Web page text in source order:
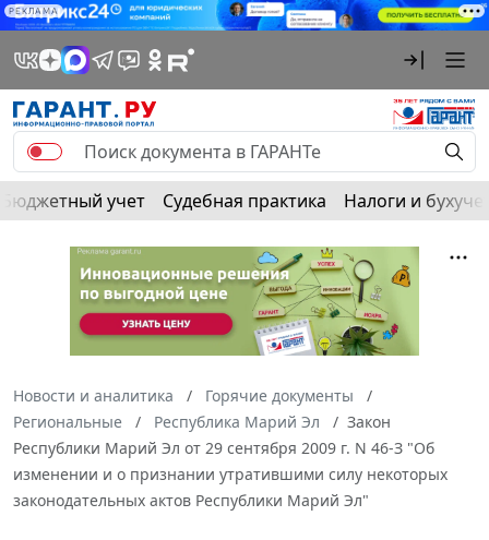
РЕКЛАМА
Бюджетный учет Судебная практика Налоги и
Новости и аналитика
Горячие документы
Региональные
Республика Марий Эл
Закон
Республики Марий Эл от 29 сентября 2009 г. N 46-З "Об
изменении и о признании утратившими силу некоторых
законодательных актов Республики Марий Эл"